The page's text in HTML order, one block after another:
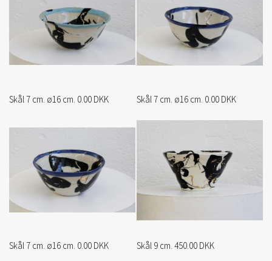
Skål 7 cm. ø16 cm. 0.00 DKK Skål 7 cm. ø16 cm. 0.00 DKK
Skål 7 cm. ø16 cm. 0.00 DKK Skål 9 cm. 450.00 DKK